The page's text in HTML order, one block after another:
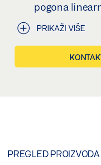
pogona
PRIKAŽI VIŠE
PREGLED PROIZVODA